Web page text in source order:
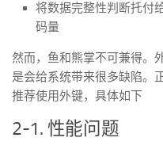
将数据完整性判断托付
码量
然而，鱼和熊掌不可兼得。
是会给系统带来很多缺陷。
推荐使用外键，具体如下
2-1. 性能问题